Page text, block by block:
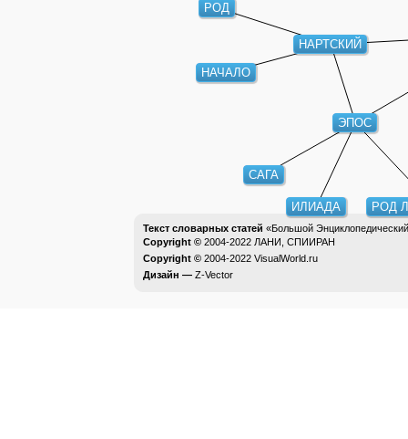
НАРТСКИЙ
ЭПОС
НАЧАЛО
РОД
РОД
ИЛИАДА
САГА
Текст словарных статей «Большой
Copyright © 2004-2022 ЛАНИ, СПИИРАН
Copyright © 2004-2022 VisualWorld.ru
Дизайн — Z-Vector